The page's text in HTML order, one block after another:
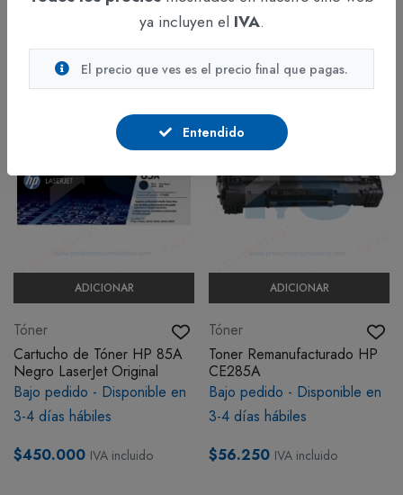
$93.751
3-4 días hábiles
ADICIONAR
Tóner
Cartucho de Tóner HP 85A
Negro LaserJet Original
Bajo pedido - Disponible en
3-4 días hábiles
$450.000 IVA incluido
ADICIONAR
Tóner
Toner Remanufacturado HP
CE285A
Bajo pedido - Disponible en
3-4 días hábiles
$56.250 IVA incluido
ya incluyen el IVA.
El precio que ves es el precio final que pagas.
Entendido